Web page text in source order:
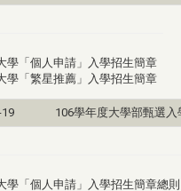
學「個人申請」入學招生簡章
學「繁星推薦」入學招生簡章
106學年度大學部甄選入
學「個人申請」入學招生簡章總則